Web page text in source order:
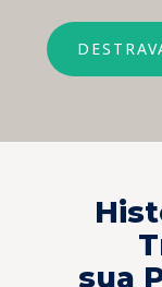
sua